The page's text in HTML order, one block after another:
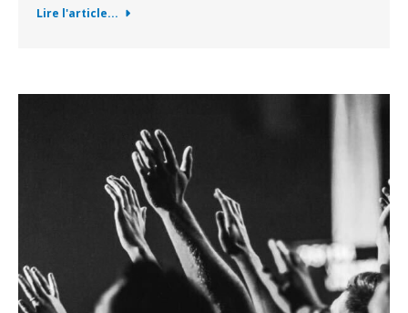
Lire l'article...